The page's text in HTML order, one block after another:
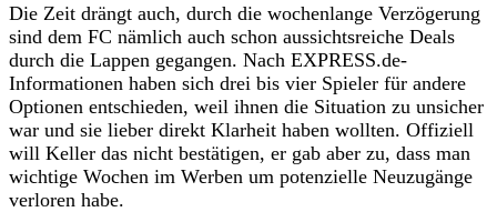
Die Zeit drängt auch, durch die wochenlange Verzögerung
sind dem FC nämlich auch schon aussichtsreiche Deals
durch die Lappen gegangen. Nach EXPRESS.de-
Informationen haben sich drei bis vier Spieler für andere
Optionen entschieden, weil ihnen die Situation zu unsicher
war und sie lieber direkt Klarheit haben wollten. Offiziell
will Keller das nicht bestätigen, er gab aber zu, dass man
wichtige Wochen im Werben um potenzielle Neuzugänge
verloren habe.